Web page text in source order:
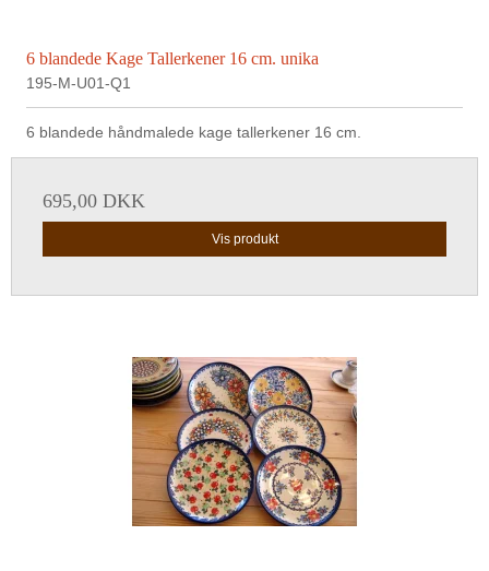
6 blandede Kage Tallerkener 16 cm. unika
195-M-U01-Q1
6 blandede håndmalede kage tallerkener 16 cm.
695,00 DKK
Vis produkt